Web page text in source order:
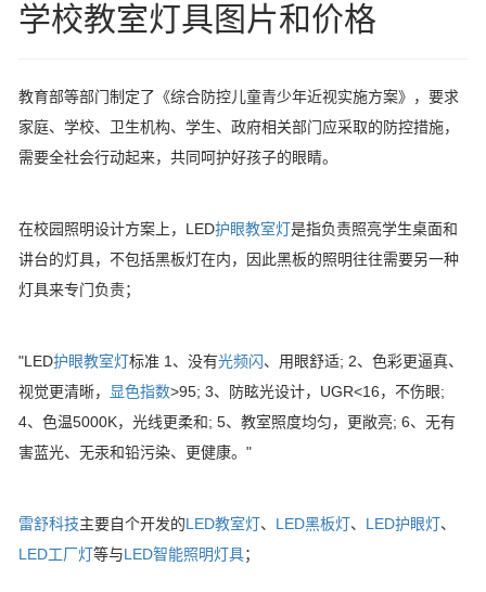
学校教室灯具图片和价格
教育部等部门制定了《综合防控儿童青少年近视实施方案》，要求
家庭、学校、卫生机构、学生、政府相关部门应采取的防控措施，
需要全社会行动起来，共同呵护好孩子的眼睛。
在校园照明设计方案上，LED护眼教室灯是指负责照亮学生桌面和
讲台的灯具，不包括黑板灯在内，因此黑板的照明往往需要另一种
灯具来专门负责；
"LED护眼教室灯标准 1、没有光频闪、用眼舒适; 2、色彩更逼真、
视觉更清晰，
显色指数>95; 3、防眩光设计，UGR<16，不伤眼;
4、色温5000K，光线更柔和; 5、教室照度均匀，更敞亮; 6、无有
害蓝光、无汞和铅污染、更健康。"
雷舒科技主要自个开发的LED教室灯、 LED黑板灯、 LED护眼灯、
LED工厂灯等与LED智能照明灯具；